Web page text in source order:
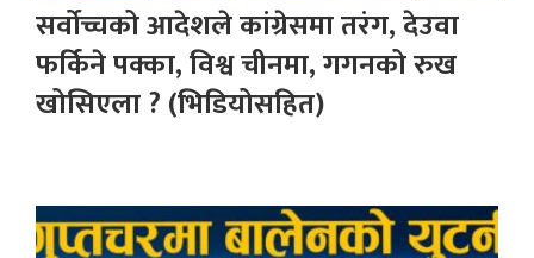
सर्वोच्चको आदेशले कांग्रेसमा तरंग, देउवा
फर्किने पक्का, विश्व चीनमा, गगनको रुख
खोसिएला ? (भिडियोसहित)